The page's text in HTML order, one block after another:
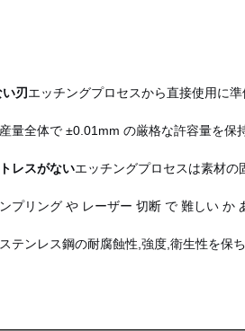
刃エッチングプロセスから直接使用に
量全体で ±0.01mm の厳格な許容量を保
レスがないエッチングプロセスは素材の
プリング や レーザー 切断 で 難しい か
テンレス鋼の耐腐蝕性,強度,衛生性を保